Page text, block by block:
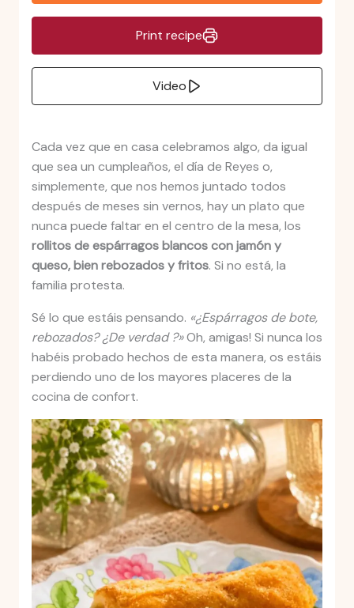
Print recipe
Video
Cada vez que en casa celebramos algo, da igual
que sea un cumpleaños, el día de Reyes o,
simplemente, que nos hemos juntado todos
después de meses sin vernos, hay un plato que
nunca puede faltar en el centro de la mesa, los
rollitos de espárragos blancos con jamón y
queso, bien rebozados y fritos. Si no está, la
familia protesta.
Sé lo que estáis pensando. «¿Espárragos de bote,
rebozados? ¿De verdad ?»Oh, amigas! Si nunca los
habéis probado hechos de esta manera, os estáis
perdiendo uno de los mayores placeres de la
cocina de confort.